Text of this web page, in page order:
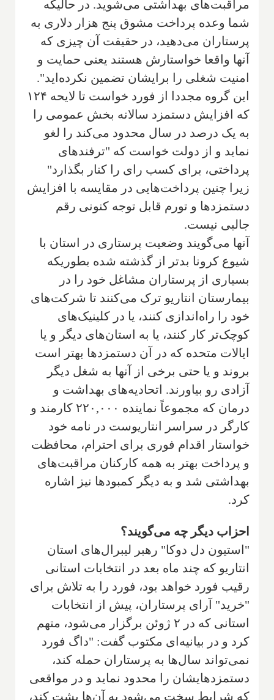
مراقبت‌های بهداشتی می‌شوید. در حالیکه
شما وعده پرداخت مشوق پنج هزار دلاری به
پرستاران می‌دهید، در حقیقت آن چیزی که
آنها واقعا خواستارش هستند یعنی حمایت و
امنیت شغلی را برایشان تضمین نکرده‌اید".
این گروه مجددا از فورد خواست تا لایحه ۱۲۴
که افزایش دستمزد سالانه بخش عمومی را
به یک درصد در سال محدود می‌کند را لغو
نماید و از دولت خواست که "ترفندهای
پرداختی، برای کسب رای را کنار بگذارد"
زیرا چنین پرداخت‌هایی در مقایسه با افزایش
دستمزدها و تورم قابل توجه کنونی رقم
جالبی نیست.
آنها می‌گویند وضعیت پرستاری در استان با
شیوع کرونا بدتر از گذشته شده بطوریکه
بسیاری از پرستاران مشاغل خود را در
بیمارستان انتاریو ترک می‌کنند تا شرکت‌های
خود را راه‌اندازی کنند، یا در کلینیک‌های
کوچک‌تر کار کنند، یا به استان‌های دیگر و یا
ایالات متحده که در آن دستمزدها بهتر است
بروند و یا حتی برخی از آنها به شغل دیگر
آزادی رو بیاورند. اتحادیه‌های بهداشت و
درمان که مجموعاً نماینده ۲۲۰,۰۰۰ کارمند و
کارگر در سراسر انتاریوست در نامه خود
خواستار اقدام فوری برای احترام، محافظت
و پرداخت بهتر به همه کارکنان مراقبت‌های
بهداشتی شد و به دیگر کمبودها نیز اشاره
کرد.
احزاب دیگر چه می‌گویند؟
"استیون دل دوکا" رهبر لیبرال‌های استان
انتاریو که چند ماه بعد در انتخابات استانی
رقیب فورد خواهد بود، فورد را به تلاش برای
"خرید" آرای پرستاران، پیش از انتخابات
استانی که در ۲ ژوئن برگزار می‌شود، متهم
کرد و در بیانیه‌ای مکتوب گفت: "داگ فورد
نمی‌تواند سال‌ها به پرستاران حمله کند،
دستمزدهایشان را محدود نماید و در مواقعی
که شرایط سخت می‌شود به آن‌ها پشت کند،